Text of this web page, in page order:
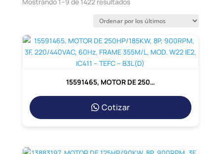
los
15591465, MOTOR DE 250HP/185KW, 8P, 900RPM, 3F, 220/440VAC, 60Hz, FRAME 355M/L, MOD. W22 IE2, IC411 – TEFC – B3L(D)
Cotizar